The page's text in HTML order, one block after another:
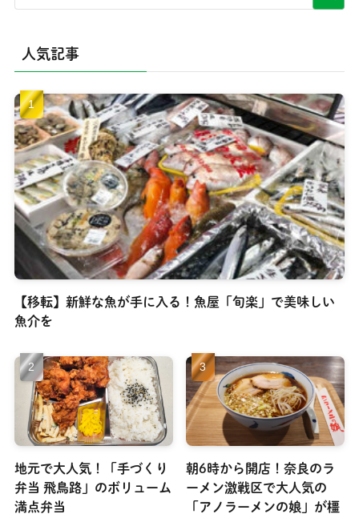
人気記事
【移転】新鮮な魚が手に入る！魚屋「旬楽」で美味しい
魚介を
地元で大人気！「手づくり
弁当 飛鳥路」のボリューム
満点弁当
朝6時から開店！奈良のラ
ーメン激戦区で大人気の
「アノラーメンの娘」が橿